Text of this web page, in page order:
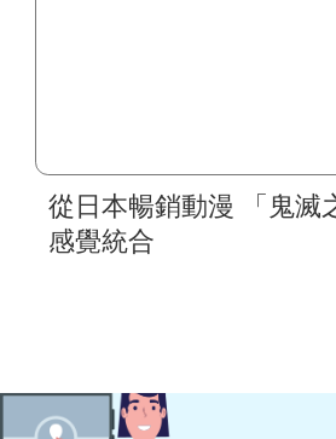
從日本暢銷動漫 「鬼滅
感覺統合